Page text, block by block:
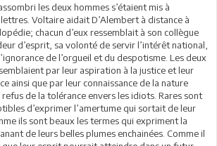
les deux hommes s’étaient mis à
lettres. Voltaire aidait D’Alembert à distance à
chacun d’eux ressemblait à son collègue
d’esprit, sa volonté de servir l’intérêt national,
de l’orgueil et du despotisme. Les deux
par leur aspiration à la justice et leur
ainsi que par leur connaissance de la nature
de la tolérance envers les idiots. Rares sont
d’exprimer l’amertume qui sortait de leur
ils sont beaux les termes qui expriment la
de leurs belles plumes enchainées. Comme il